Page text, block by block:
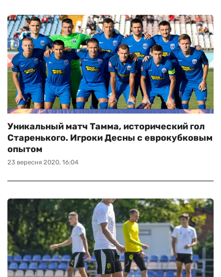
23 вересня 2020, 16:04
Уникальный матч Тамма, исторический гол
Старенького. Игроки Десны с еврокубковым
опытом